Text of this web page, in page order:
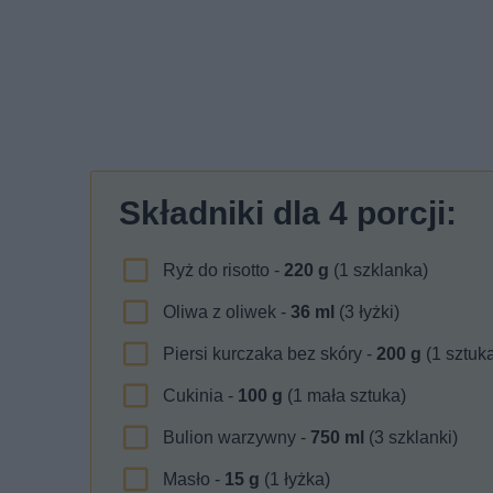
Składniki dla 4 porcji:
Ryż do risotto - 220 g (1 szklanka)
Oliwa z oliwek - 36 ml (3 łyżki)
Piersi kurczaka bez skóry - 200 g (1
Cukinia - 100 g (1 mała sztuka)
Bulion warzywny - 750 ml (3 szklanki)
Masło - 15 g (1 łyżka)